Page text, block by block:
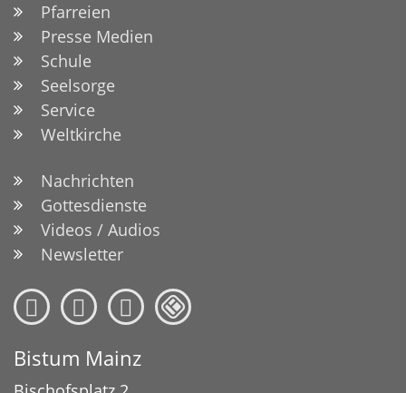
Pfarreien
Presse Medien
Schule
Seelsorge
Service
Weltkirche
Nachrichten
Gottesdienste
Videos / Audios
Newsletter
Bistum Mainz